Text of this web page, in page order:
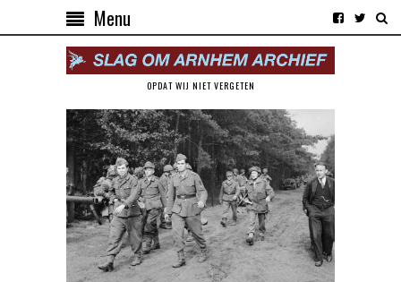
Menu
OPDAT WIJ NIET VERGETEN